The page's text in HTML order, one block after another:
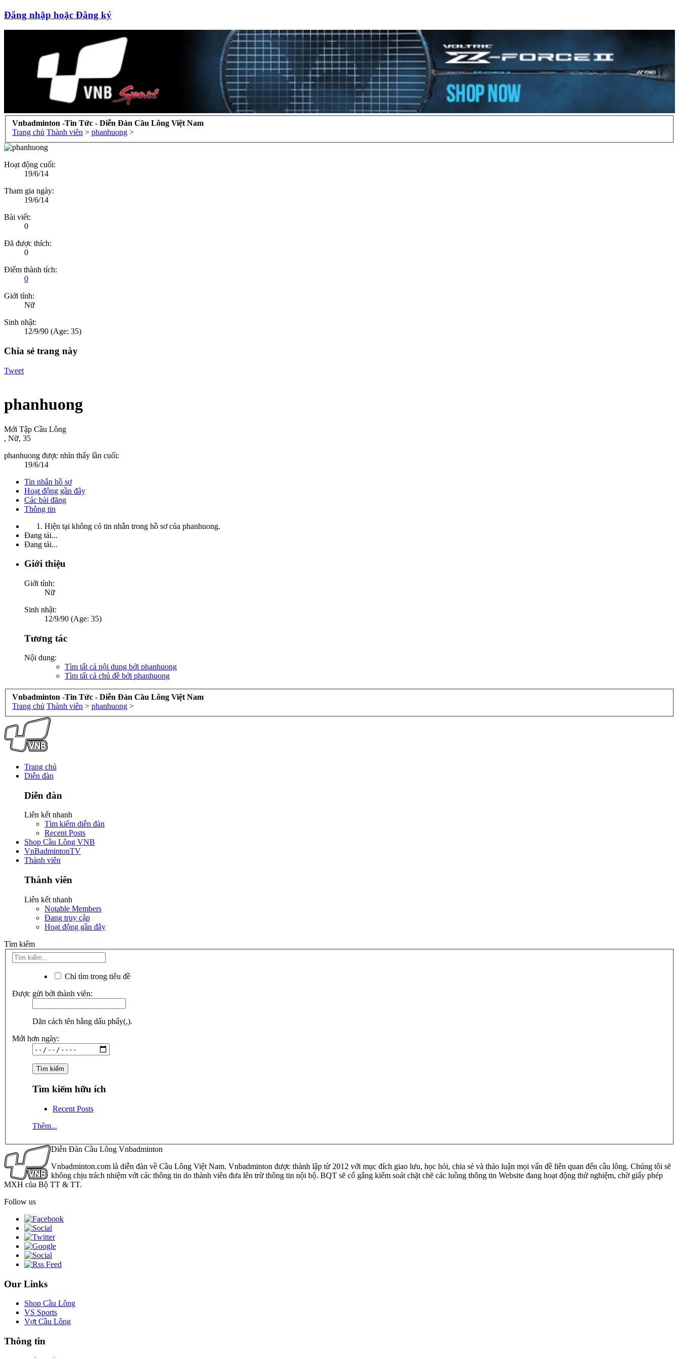
Đăng nhập hoặc Đăng ký
Vnbadminton -Tin Tức - Diễn Đàn Cầu Lông Việt Nam
Trang chủ Thành viên > phanhuong >
Hoạt động cuối:
19/6/14
Tham gia ngày:
19/6/14
Bài viết:
0
Đã được thích:
0
Điểm thành tích:
0
Giới tính:
Nữ
Sinh nhật:
12/9/90 (Age: 35)
Chia sẻ trang này
Tweet
phanhuong
Mới Tập Cầu Lông
, Nữ, 35
phanhuong được nhìn thấy lần cuối:
19/6/14
Tin nhắn hồ sơ
Hoạt động gần đây
Các bài đăng
Thông tin
Hiện tại không có tin nhắn trong hồ sơ của phanhuong.
Đang tải...
Đang tải...
Giới thiệu
Giới tính:
Nữ
Sinh nhật:
12/9/90 (Age: 35)
Tương tác
Nội dung:
Tìm tất cả nội dung bởi phanhuong
Tìm tất cả chủ đề bởi phanhuong
Vnbadminton -Tin Tức - Diễn Đàn Cầu Lông Việt Nam
Trang chủ Thành viên > phanhuong >
Trang chủ
Diễn đàn
Diễn đàn
Liên kết nhanh
Tìm kiếm diễn đàn
Recent Posts
Shop Cầu Lông VNB
VnBadmintonTV
Thành viên
Thành viên
Liên kết nhanh
Notable Members
Đang truy cập
Hoạt động gần đây
Tìm kiếm
Chỉ tìm trong tiêu đề
Được gửi bởi thành viên:
Dãn cách tên bằng dấu phẩy(,).
Mới hơn ngày:
Tìm kiếm hữu ích
Recent Posts
Thêm...
Diễn Đàn Cầu Lông Vnbadminton
Vnbadminton.com là diễn đàn về Cầu Lông Việt Nam. Vnbadminton được thành lập từ 2012 với mục đích giao lưu, học hỏi, chia sẻ và thảo luận mọi vấn đề liên quan đến cầu lông. Chúng tôi sẽ
không chịu trách nhiệm với các thông tin do thành viên đưa lên trừ thông tin nội bộ. BQT sẽ cố gắng kiểm soát chặt chẽ các luồng thông tin Website đang hoạt động thử nghiệm, chờ giấy phép
MXH của Bộ TT & TT.
Follow us
Our Links
Shop Cầu Lông
VS Sports
Vợt Cầu Lông
Thông tin